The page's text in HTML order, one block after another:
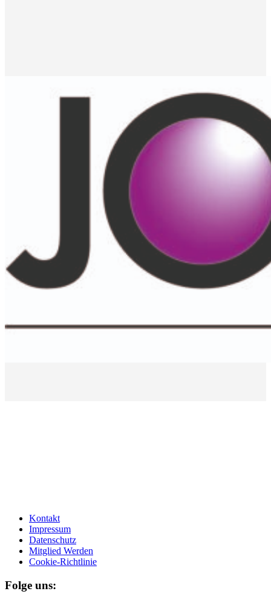
Kontakt
Impressum
Datenschutz
Mitglied Werden
Cookie-Richtlinie
Folge uns: